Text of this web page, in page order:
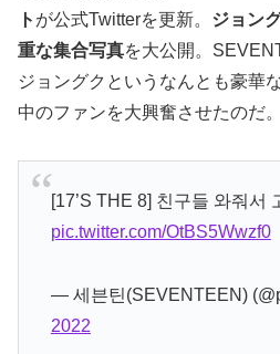
ト が公式Twitterを更新。 ジョン
重な集合写真を大公開。
ジョングクというなんとも豪華
中のファンを大興奮させたのだ。
[17’S THE 8] 친구들 와줘서
pic.twitter.com/OtBS5Wwzf0
— 세븐틴(SEVENTEEN)
2022